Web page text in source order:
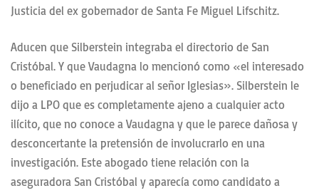
Justicia del ex gobernador de Santa Fe Miguel Lifschitz.
Aducen que Silberstein integraba el directorio de San
Cristóbal. Y que Vaudagna lo mencionó como «el interesado
o beneficiado en perjudicar al señor Iglesias». Silberstein le
dijo a LPO que es completamente ajeno a cualquier acto
ilícito, que no conoce a Vaudagna y que le parece dañosa y
desconcertante la pretensión de involucrarlo en una
investigación. Este abogado tiene relación con la
aseguradora San Cristóbal y aparecía como candidato a